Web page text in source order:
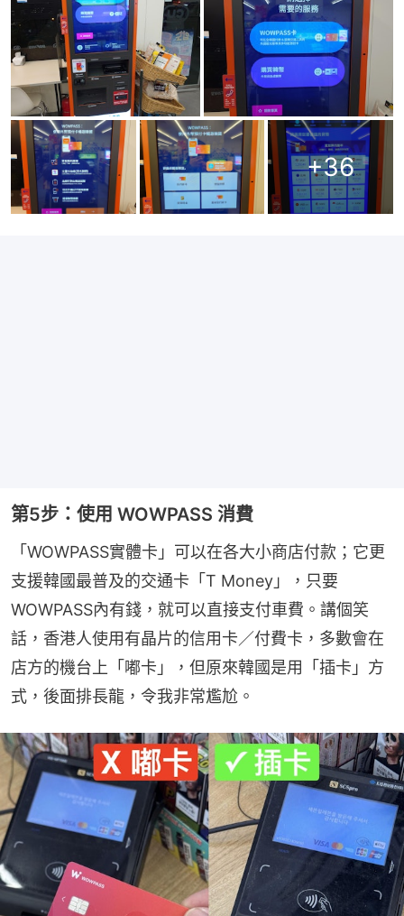
+36
第5步：使用 WOWPASS 消費
「WOWPASS實體卡」可以在各大小商店付款；它更
支援韓國最普及的交通卡「T Money」，只要
WOWPASS內有錢，就可以直接支付車費。講個笑
話，香港人使用有晶片的信用卡／付費卡，多數會在
店方的機台上「嘟卡」，但原來韓國是用「插卡」方
式，後面排長龍，令我非常尷尬。